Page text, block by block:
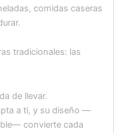
comidas caseras
tradicionales: las
de llevar.
a ti, y su diseño —
convierte cada